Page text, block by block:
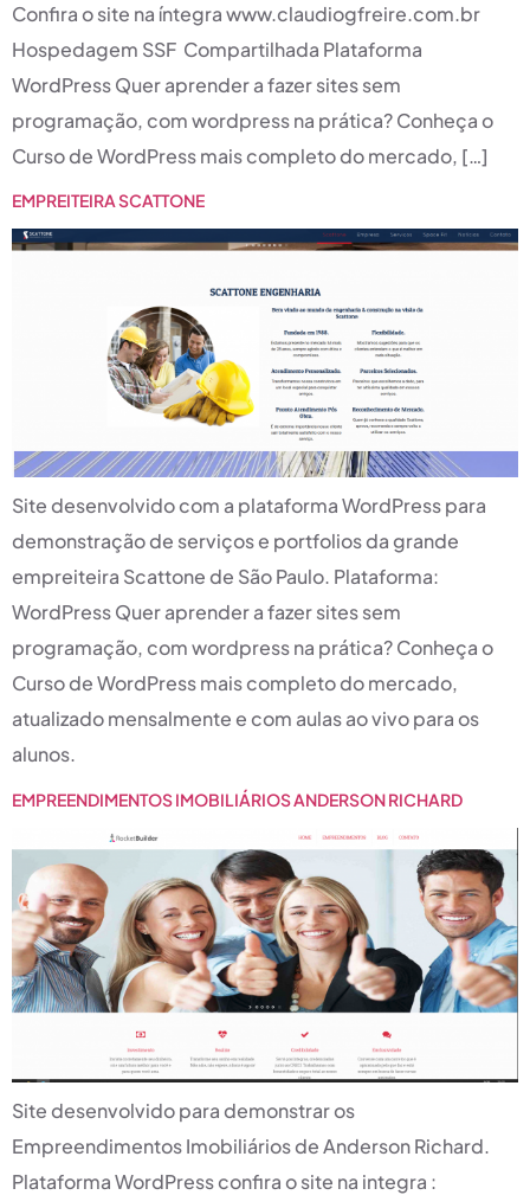
Confira o site na íntegra www.claudiogfreire.com.br
Hospedagem SSF Compartilhada Plataforma
WordPress Quer aprender a fazer sites sem
programação, com wordpress na prática? Conheça o
Curso de WordPress mais completo do mercado, […]
EMPREITEIRA SCATTONE
Site desenvolvido com a plataforma WordPress para
demonstração de serviços e portfolios da grande
empreiteira Scattone de São Paulo. Plataforma:
WordPress Quer aprender a fazer sites sem
programação, com wordpress na prática? Conheça o
Curso de WordPress mais completo do mercado,
atualizado mensalmente e com aulas ao vivo para os
alunos.
EMPREENDIMENTOS IMOBILIÁRIOS ANDERSON RICHARD
Site desenvolvido para demonstrar os
Empreendimentos Imobiliários de Anderson Richard.
Plataforma WordPress confira o site na integra :